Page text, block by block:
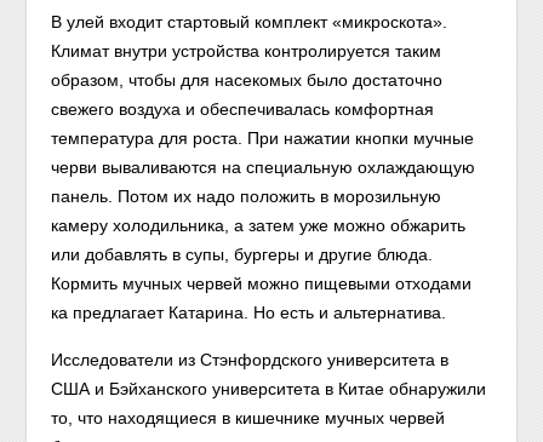
В улей входит стартовый комплект «микроскота».
Климат внутри устройства контролируется таким
образом, чтобы для насекомых было достаточно
свежего воздуха и обеспечивалась комфортная
температура для роста. При нажатии кнопки мучные
черви вываливаются на специальную охлаждающую
панель. Потом их надо положить в морозильную
камеру холодильника, а затем уже можно обжарить
или добавлять в супы, бургеры и другие блюда.
Кормить мучных червей можно пищевыми отходами
ка предлагает Катарина. Но есть и альтернатива.
Исследователи из Стэнфордского университета в
США и Бэйханского университета в Китае обнаружили
то, что находящиеся в кишечнике мучных червей